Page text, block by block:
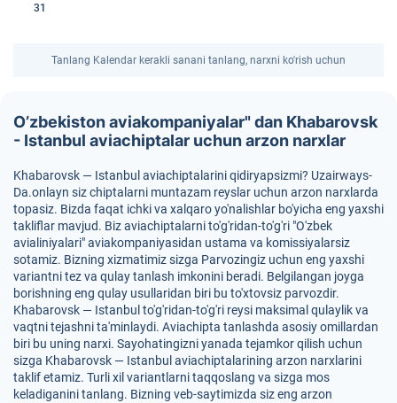
31
Tanlang Kalendar kerakli sanani tanlang, narxni ko'rish uchun
O’zbekiston aviakompaniyalar" dan Khabarovsk
- Istanbul aviachiptalar uchun arzon narxlar
Khabarovsk — Istanbul aviachiptalarini qidiryapsizmi? Uzairways-
Da.onlayn siz chiptalarni muntazam reyslar uchun arzon narxlarda
topasiz. Bizda faqat ichki va xalqaro yo'nalishlar bo'yicha eng yaxshi
takliflar mavjud. Biz aviachiptalarni to'g'ridan-to'g'ri "O'zbek
avialiniyalari" aviakompaniyasidan ustama va komissiyalarsiz
sotamiz. Bizning xizmatimiz sizga Parvozingiz uchun eng yaxshi
variantni tez va qulay tanlash imkonini beradi. Belgilangan joyga
borishning eng qulay usullaridan biri bu to'xtovsiz parvozdir.
Khabarovsk — Istanbul to'g'ridan-to'g'ri reysi maksimal qulaylik va
vaqtni tejashni ta'minlaydi. Aviachipta tanlashda asosiy omillardan
biri bu uning narxi. Sayohatingizni yanada tejamkor qilish uchun
sizga Khabarovsk — Istanbul aviachiptalarining arzon narxlarini
taklif etamiz. Turli xil variantlarni taqqoslang va sizga mos
keladiganini tanlang. Bizning veb-saytimizda siz eng arzon